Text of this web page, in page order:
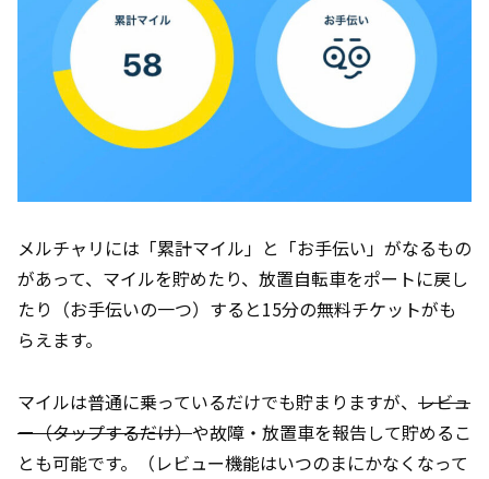
メルチャリには「累計マイル」と「お手伝い」がなるもの
があって、マイルを貯めたり、放置自転車をポートに戻し
たり（お手伝いの一つ）すると15分の無料チケットがも
らえます。
マイルは普通に乗っているだけでも貯まりますが、 レビュ
ー（タップするだけ）や故障・放置車を報告して貯めるこ
とも可能です。（レビュー機能はいつのまにかなくなって